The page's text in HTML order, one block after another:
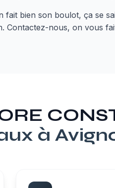
bien son boulot, ça se
Contactez-nous, on vous
à